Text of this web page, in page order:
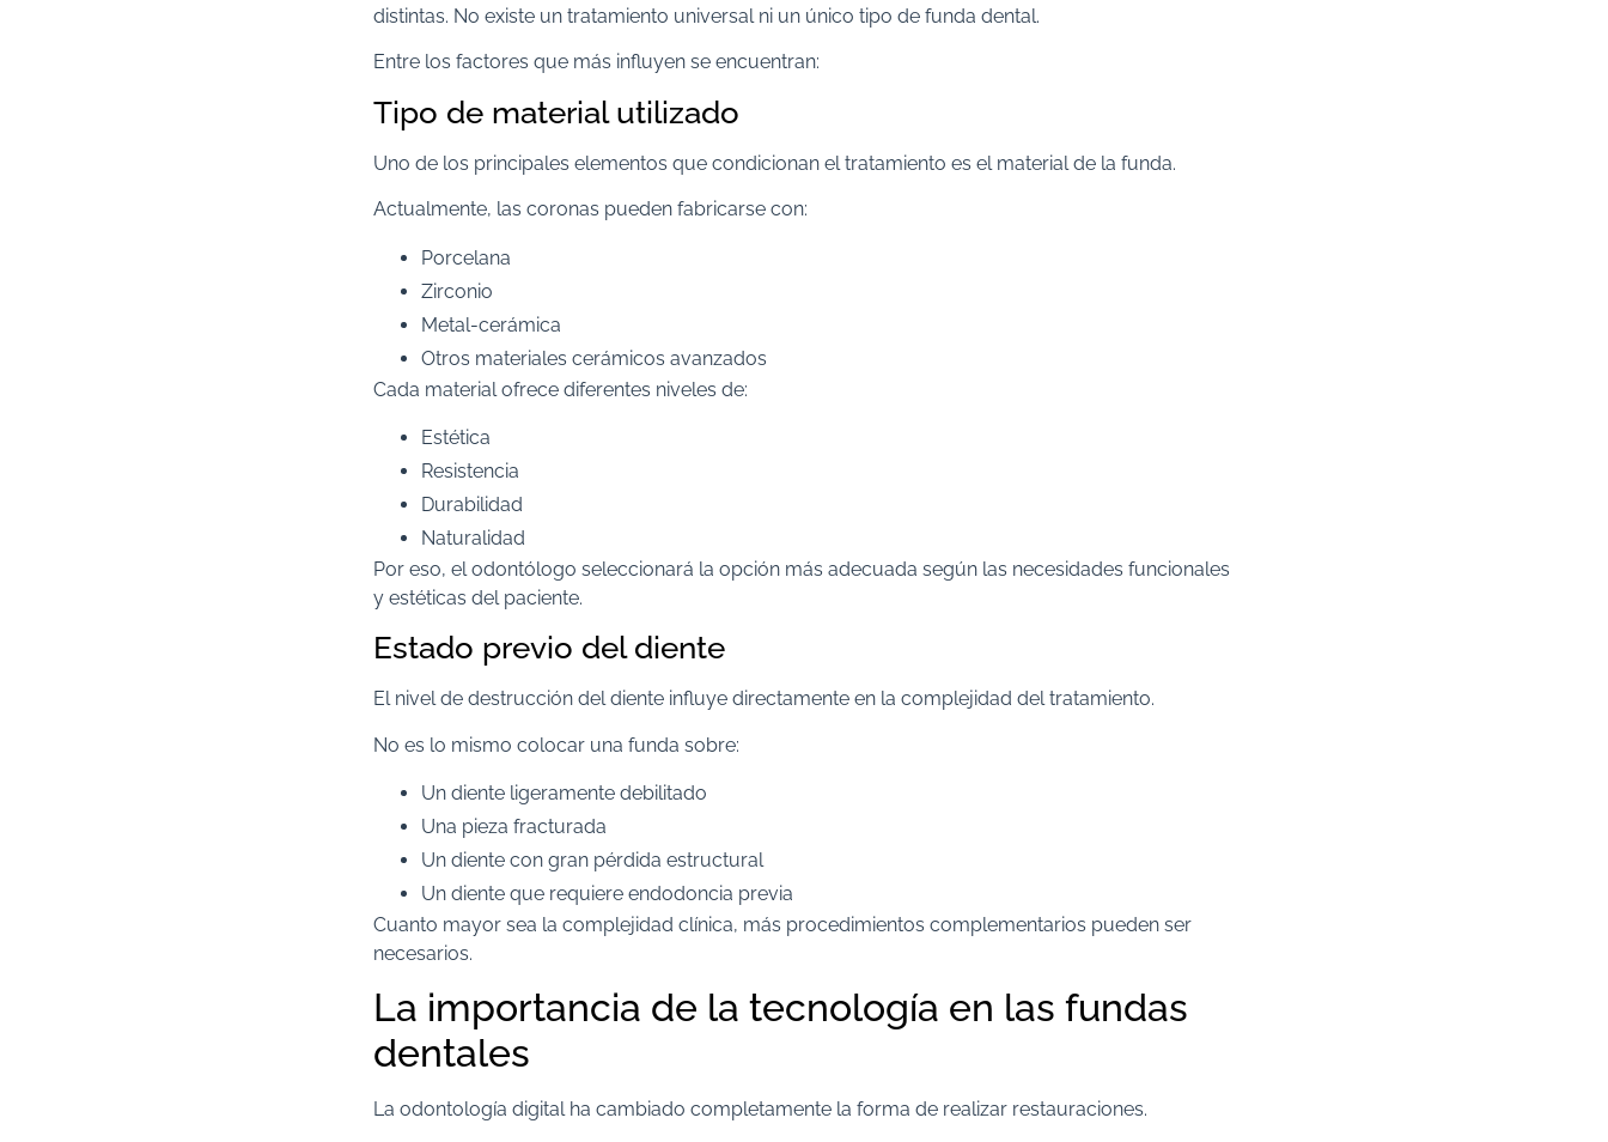
distintas. No existe un tratamiento universal ni un único tipo de funda dental.
Entre los factores que más influyen se encuentran:
Tipo de material utilizado
Uno de los principales elementos que condicionan el tratamiento es el material de la funda.
Actualmente, las coronas pueden fabricarse con:
Porcelana
Zirconio
Metal-cerámica
Otros materiales cerámicos avanzados
Cada material ofrece diferentes niveles de:
Estética
Resistencia
Durabilidad
Naturalidad
Por eso, el odontólogo seleccionará la opción más adecuada según las necesidades funcionales
y estéticas del paciente.
Estado previo del diente
El nivel de destrucción del diente influye directamente en la complejidad del tratamiento.
No es lo mismo colocar una funda sobre:
Un diente ligeramente debilitado
Una pieza fracturada
Un diente con gran pérdida estructural
Un diente que requiere endodoncia previa
Cuanto mayor sea la complejidad clínica, más procedimientos complementarios pueden ser
necesarios.
La importancia de la tecnología en las fundas
dentales
La odontología digital ha cambiado completamente la forma de realizar restauraciones.